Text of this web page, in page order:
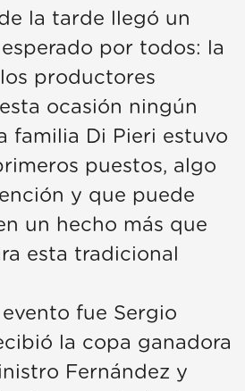
la tarde llegó un
por todos: la
productores
ocasión ningún
familia Di Pieri estuvo
puestos, algo
y que puede
un hecho más que
esta tradicional
fue Sergio
la copa ganadora
Fernández y